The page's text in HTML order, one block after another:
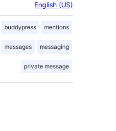
English (US)
buddypress mentions
messages messaging
private message